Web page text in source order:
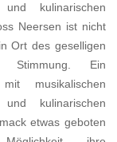
kulinarischen
Neersen ist nicht
Ort des geselligen
Stimmung. Ein
mit musikalischen
kulinarischen
etwas geboten